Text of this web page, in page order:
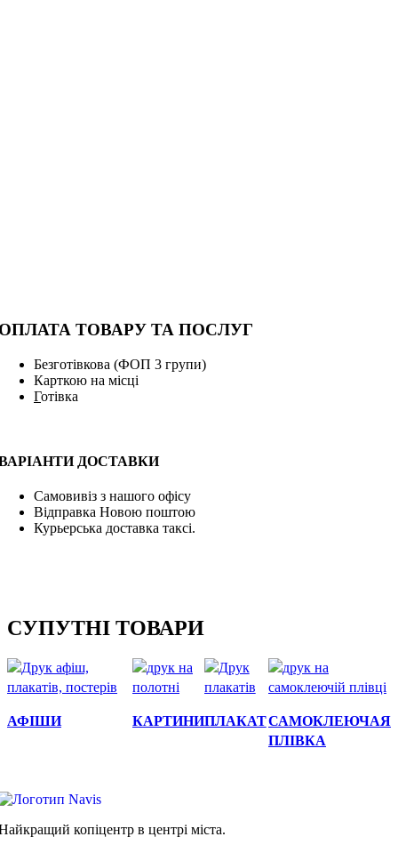
ТОВАРУ ТА ПОСЛУГ
Безготівкова (ФОП 3 групи)
Карткою на місці
Готівка
ДОСТАВКИ
Самовивіз з нашого офісу
Відправка Новою поштою
Курьерська доставка таксі.
СУПУТНІ ТОВАРИ
АФІШИ
перегляд
КАРТИНИперегляд
ПЛАКАТСАМОКЛЕЮЧАЯ
ПЛІВКА
копіцентр в центрі міста.